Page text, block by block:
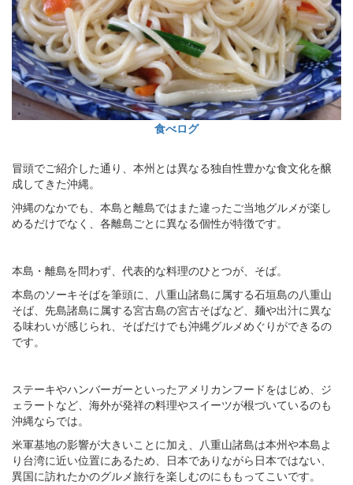
食べログ
冒頭でご紹介した通り、本州とは異なる独自性豊かな食文化を醸
成してきた沖縄。
沖縄のなかでも、本島と離島ではまた違ったご当地グルメが楽し
めるだけでなく、各離島ごとに異なる個性が特徴です。
本島・離島を問わず、代表的な料理のひとつが、そば。
本島のソーキそばを筆頭に、八重山諸島に属する石垣島の八重山
そば、先島諸島に属する宮古島の宮古そばなど、麺や出汁に異な
る味わいが感じられ、そばだけでも沖縄グルメめぐりができるの
です。
ステーキやハンバーガーといったアメリカンフードをはじめ、ジ
ェラートなど、海外が発祥の料理やスイーツが根づいているのも
沖縄ならでは。
米軍基地の影響が大きいことに加え、八重山諸島は本州や本島よ
り台湾に近い位置にあるため、日本でありながら日本ではない、
異国に訪れたかのグルメ旅行を楽しむのにももってこいです。